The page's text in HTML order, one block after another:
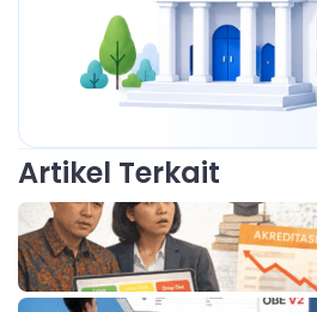
Artikel Terkait